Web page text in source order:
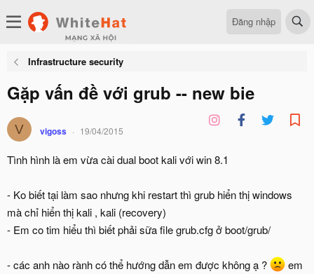
Đăng nhập
Infrastructure security
Gặp vấn đề với grub -- new bie
V vigoss 19/04/2015
Tình hình là em vừa cài dual boot kali với win 8.1
- Ko biết tại làm sao nhưng khi restart thì grub hiển thị windows
mà chỉ hiển thị kali , kali (recovery)
- Em co tim hiểu thì biết phải sữa file grub.cfg ở boot/grub/
- các anh nào rành có thể hướng dẫn em được không ạ ?
em